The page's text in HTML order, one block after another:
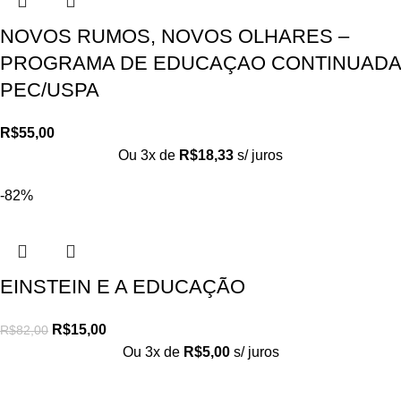
NOVOS RUMOS, NOVOS OLHARES –
PROGRAMA DE EDUCAÇAO CONTINUADA
PEC/USPA
R$55,00
Ou 3x de R$18,33 s/ juros
-82%
EINSTEIN E A EDUCAÇÃO
R$82,00 R$15,00
Ou 3x de R$5,00 s/ juros